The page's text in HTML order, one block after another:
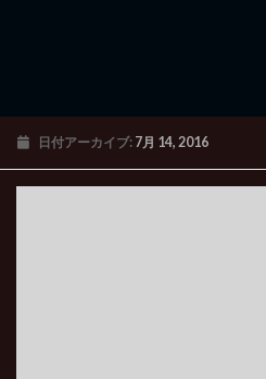
日付アーカイブ: 7月 14, 2016